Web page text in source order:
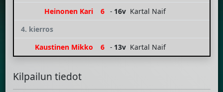
Heinonen Kari
6 - 16v Kartal Naif
4. kierros
Kaustinen Mikko
6 - 13v Kartal Naif
Kilpailun tiedot